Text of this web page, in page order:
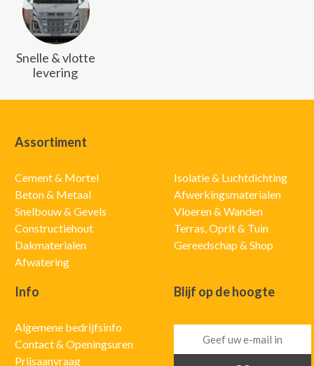
Snelle & vlotte
levering
Assortiment
Cement & Mortel
Beton & Metaal
Snelbouw & Gevels
Constructiehout
Dakmaterialen
Afwatering
Isolatie & Luchtdichting
Afwerkingsmaterialen
Vloeren & Wanden
Terras, Oprit & Tuin
Gereedschap & Shop
Info
Algemene bedrijfsinfo
Contact & Openingsuren
Prijsaanvraag
Blijf op de hoogte